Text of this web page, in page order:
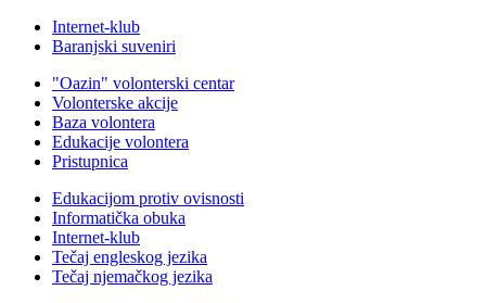
Internet-klub
Baranjski suveniri
"Oazin" volonterski centar
Volonterske akcije
Baza volontera
Edukacije volontera
Pristupnica
Edukacijom protiv ovisnosti
Informatička obuka
Internet-klub
Tečaj engleskog jezika
Tečaj njemačkog jezika